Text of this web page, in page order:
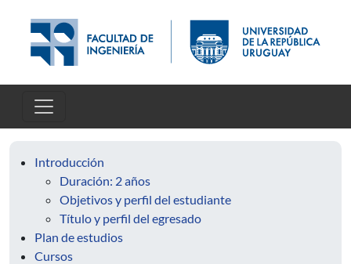
Introducción
Duración: 2 años
Objetivos y perfil del estudiante
Título y perfil del egresado
Plan de estudios
Cursos